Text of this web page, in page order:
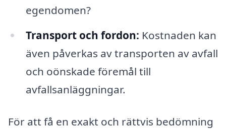
egendomen?
Transport och fordon: Kostnaden kan
även påverkas av transporten av avfall
och oönskade föremål till
avfallsanläggningar.
För att få en exakt och rättvis bedömning